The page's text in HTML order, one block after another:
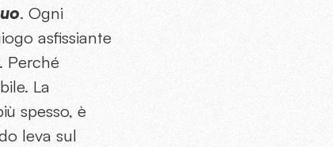
. Ogni
asfissiante
Perché
La
spesso, è
leva sul